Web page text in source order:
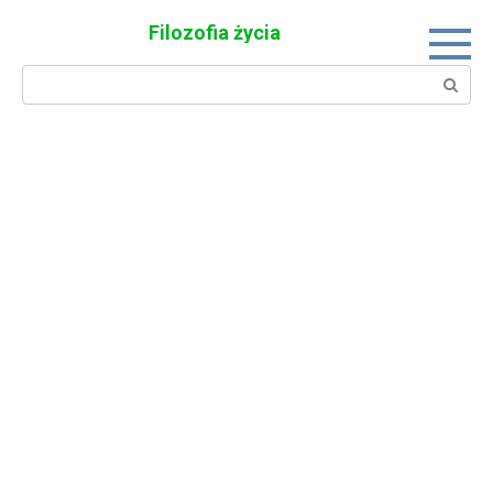
Filozofia życia
Search: